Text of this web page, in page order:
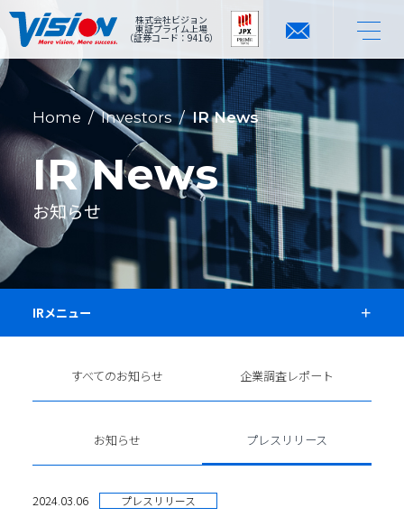
株式会社ビジョン
東証プライム上場
（証券コード：9416）
Home /Investors/IR News
IR News
お知らせ
IRメニュー
すべてのお知らせ 企業調査レポート
お知らせ プレスリリース
2024.03.06 プレスリリース